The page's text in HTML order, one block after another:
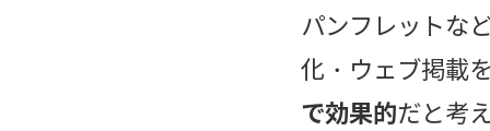
パンフレットな
化・ウェブ掲載
で効果的だと考